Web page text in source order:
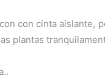
con cinta aislante,
plantas